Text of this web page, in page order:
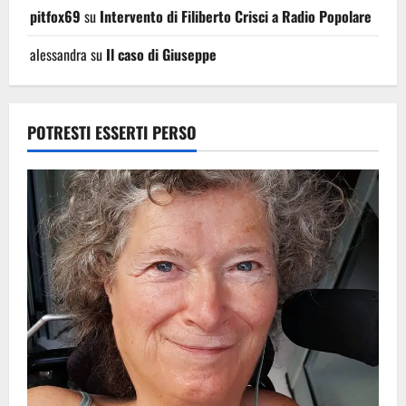
pitfox69 su Intervento di Filiberto Crisci a Radio Popolare
alessandra su Il caso di Giuseppe
POTRESTI ESSERTI PERSO